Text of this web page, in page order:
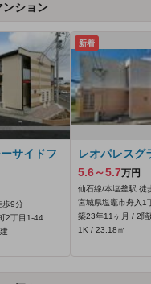
ンション
サイドフ
歩9分
2丁目1-44
新着
レオパレスグ
5.6～5.7万円
仙石線/本塩釜駅 徒
宮城県塩竈市舟入1
築23年11ヶ月 / 2階
1K / 23.18㎡